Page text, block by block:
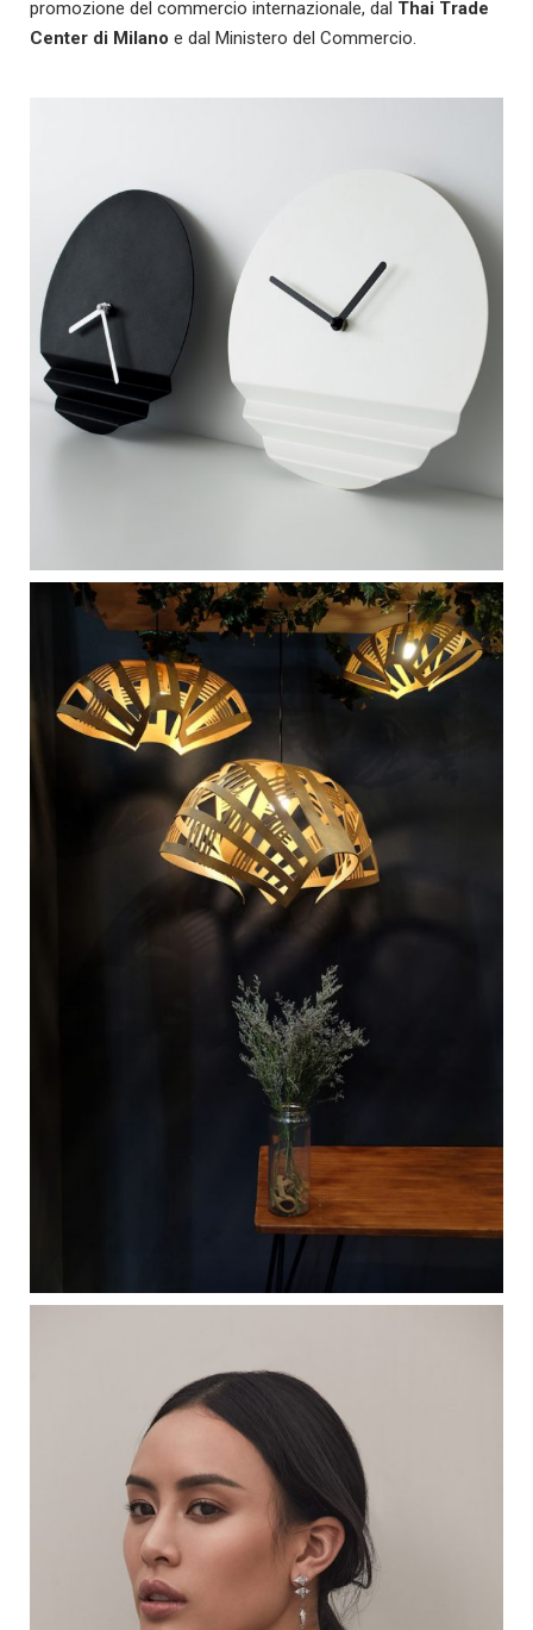
promozione del commercio internazionale, dal Thai Trade
Center di Milano e dal Ministero del Commercio.